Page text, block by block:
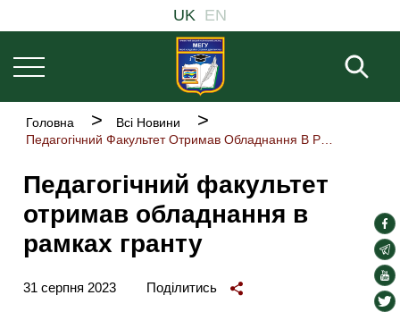
до
основного
вмісту
навіґація
UK EN
Рядок
навіґації
Головна
Всі Новини
Педагогічний факультет
отримав обладнання в
рамках гранту
31 серпня 2023 Поділитись